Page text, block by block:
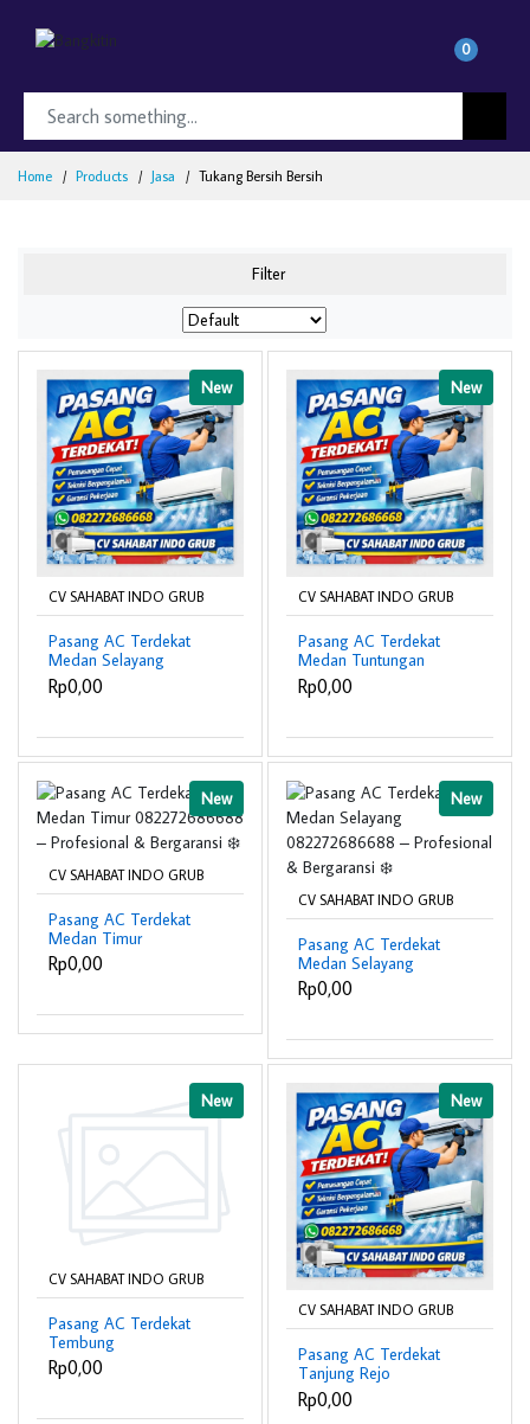
0
Home Products Jasa Tukang Bersih Bersih
Filter
New
CV SAHABAT INDO GRUB
Pasang AC Terdekat
Medan Selayang
082272686688 –
Profesional & Bergaransi
Rp0,00
New
CV SAHABAT INDO GRUB
Pasang AC Terdekat
Medan Tuntungan
082272686688 –
Profesional & Bergaransi
Rp0,00
New
CV SAHABAT INDO GRUB
Pasang AC Terdekat
Medan Timur
082272686688 –
Profesional & Bergaransi
Rp0,00
New
CV SAHABAT INDO GRUB
Pasang AC Terdekat
Medan Selayang
082272686688 –
Profesional & Bergaransi
Rp0,00
New
CV SAHABAT INDO GRUB
Pasang AC Terdekat
Tembung
082272686688 –
Teknisi Profesional &
Rp0,00
New
CV SAHABAT INDO GRUB
Pasang AC Terdekat
Tanjung Rejo
082272686688 –
Teknisi Profesional &
Rp0,00